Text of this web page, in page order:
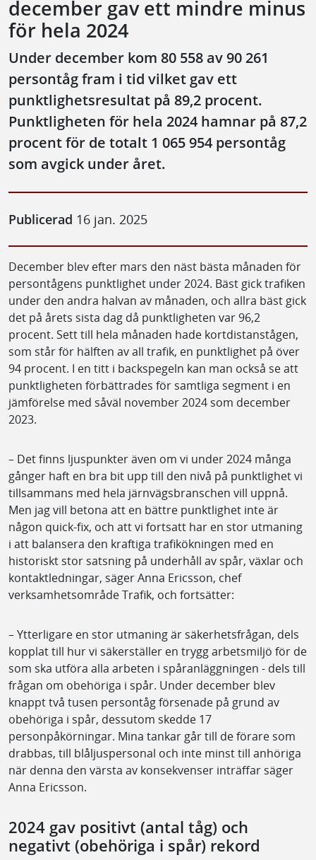
december gav ett mindre minus
för hela 2024
Under december kom 80 558 av 90 261
persontåg fram i tid vilket gav ett
punktlighetsresultat på 89,2 procent.
Punktligheten för hela 2024 hamnar på 87,2
procent för de totalt 1 065 954 persontåg
som avgick under året.
Publicerad 16 jan. 2025
December blev efter mars den näst bästa månaden för
persontågens punktlighet under 2024. Bäst gick trafiken
under den andra halvan av månaden, och allra bäst gick
det på årets sista dag då punktligheten var 96,2
procent. Sett till hela månaden hade kortdistanstågen,
som står för hälften av all trafik, en punktlighet på över
94 procent. I en titt i backspegeln kan man också se att
punktligheten förbättrades för samtliga segment i en
jämförelse med såväl november 2024 som december
2023.
– Det finns ljuspunkter även om vi under 2024 många
gånger haft en bra bit upp till den nivå på punktlighet vi
tillsammans med hela järnvägsbranschen vill uppnå.
Men jag vill betona att en bättre punktlighet inte är
någon quick-fix, och att vi fortsatt har en stor utmaning
i att balansera den kraftiga trafikökningen med en
historiskt stor satsning på underhåll av spår, växlar och
kontaktledningar, säger Anna Ericsson, chef
verksamhetsområde Trafik, och fortsätter:
– Ytterligare en stor utmaning är säkerhetsfrågan, dels
kopplat till hur vi säkerställer en trygg arbetsmiljö för de
som ska utföra alla arbeten i spåranläggningen - dels till
frågan om obehöriga i spår. Under december blev
knappt två tusen persontåg försenade på grund av
obehöriga i spår, dessutom skedde 17
personpåkörningar. Mina tankar går till de förare som
drabbas, till blåljuspersonal och inte minst till anhöriga
när denna den värsta av konsekvenser inträffar säger
Anna Ericsson.
2024 gav positivt (antal tåg) och
negativt (obehöriga i spår) rekord